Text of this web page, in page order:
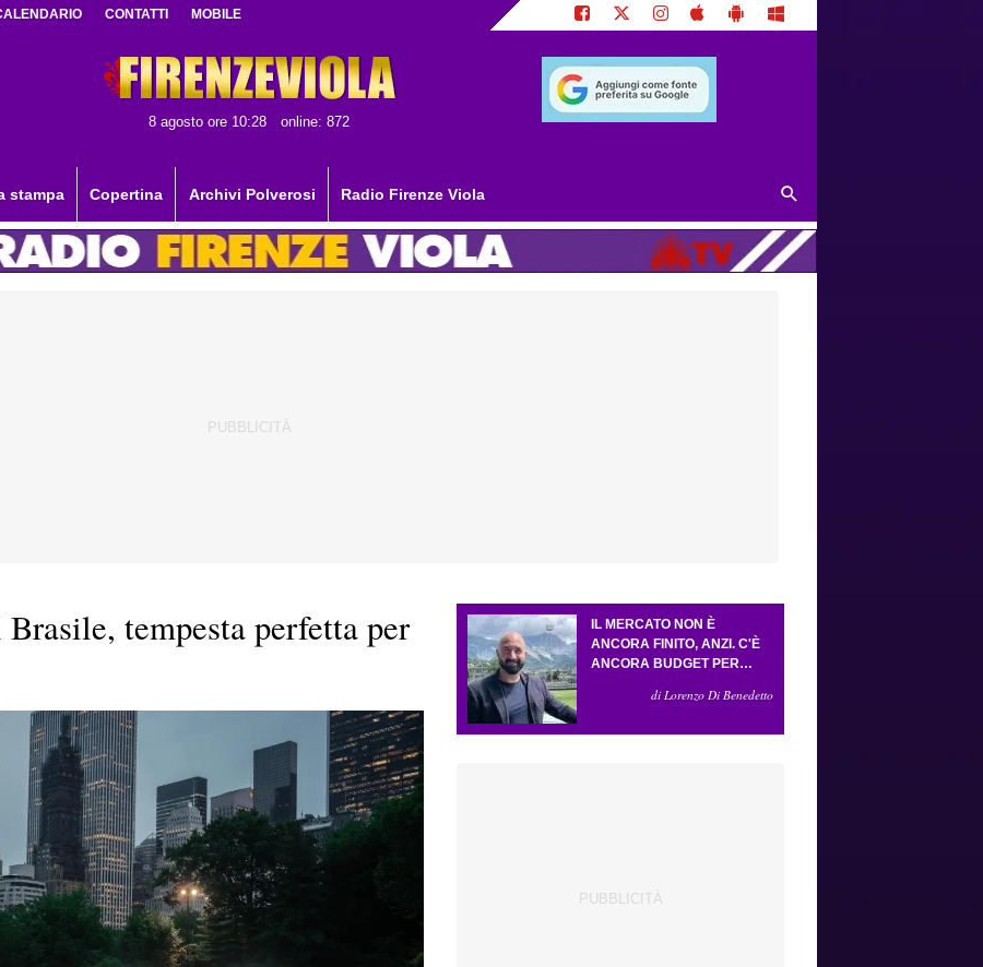
CONTATTI MOBILE
8 agosto ore 10:28 online: 872
stampa Copertina Archivi Polverosi Radio Firenze Viola
tempesta perfetta per
IL MERCATO NON È
ANCORA FINITO, ANZI. C'È
ANCORA BUDGET PER
COLPO IMPORTANTE E
di Lorenzo Di Benedetto